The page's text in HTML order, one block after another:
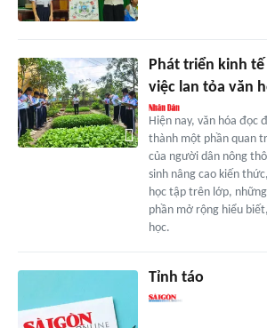
Phát triển kinh
việc lan tỏa văn
Hiện nay, văn hóa đọc
thành một phần quan
của người dân nông
sinh nâng cao kiến
học tập trên lớp,
phần mở rộng hiểu
học.
Tỉnh táo